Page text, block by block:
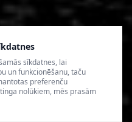
sīkdatnes, lai
un funkcionēšanu, taču
preferenču
nolūkiem, mēs prasām